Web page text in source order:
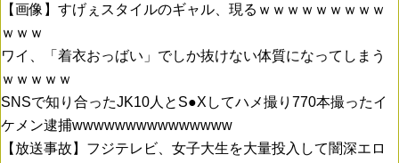
【画像】すげぇスタイルのギャル、現るｗｗｗｗｗｗｗｗｗ
ｗｗｗ
ワイ、「着衣おっばい」でしか抜けない体質になってしまう
ｗｗｗｗｗ
SNSで知り合ったJK10人とS●Xしてハメ撮り770本撮ったイ
ケメン逮捕wwwwwwwwwwwwwww
【放送事故】フジテレビ、女子大生を大量投入して闇深エロ